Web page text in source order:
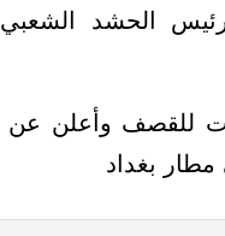
رئيس الحشد
للقصف وأعلن
بغداد